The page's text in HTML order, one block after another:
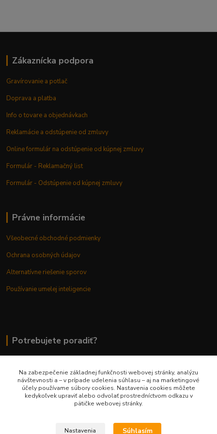
Zákaznícka podpora
Gravírovanie a potlač
Doprava a platba
Info o tovare a objednávkach
Reklamácie a odstúpenie od zmluvy
Online formulár na odstúpenie od kúpnej zmluvy
Formulár - Reklamačný list
Formulár - Odstúpenie od kúpnej zmluvy
Právne informácie
Všeobecné obchodné podmienky
Ochrana osobných údajov
Alternatívne riešenie sporov
Používanie umelej inteligencie
Potrebujete poradiť?
0948 236 042
info@margaretkashop.sk
Na zabezpečenie základnej funkčnosti webovej stránky, analýzu
návštevnosti a – v prípade udelenia súhlasu – aj na marketingové
účely používame súbory cookies. Nastavenia cookies môžete
kedykoľvek upraviť alebo odvolať prostredníctvom odkazu v
pätičke webovej stránky.
Nastavenia Súhlasím